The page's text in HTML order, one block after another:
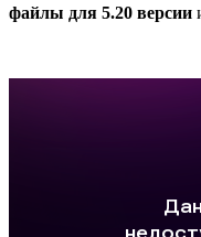
файлы для 5.20 версии